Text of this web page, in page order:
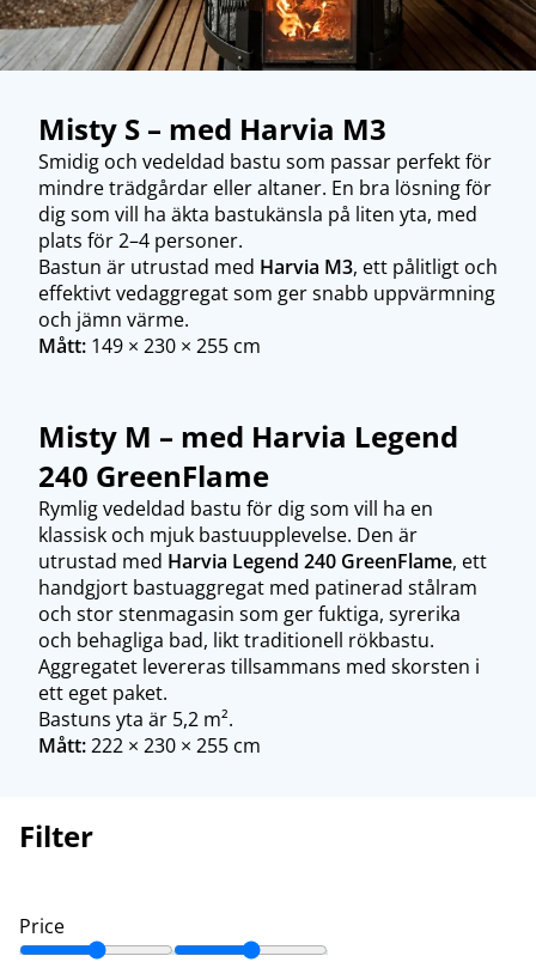
Misty S – med Harvia M3
Smidig och vedeldad bastu som passar perfekt för
mindre trädgårdar eller altaner. En bra lösning för
dig som vill ha äkta bastukänsla på liten yta, med
plats för 2–4 personer.
Bastun är utrustad med Harvia M3, ett pålitligt och
effektivt vedaggregat som ger snabb uppvärmning
och jämn värme.
Mått: 149 × 230 × 255 cm
Misty M – med Harvia Legend
240 GreenFlame
Rymlig vedeldad bastu för dig som vill ha en
klassisk och mjuk bastuupplevelse. Den är
utrustad med Harvia Legend 240 GreenFlame, ett
handgjort bastuaggregat med patinerad stålram
och stor stenmagasin som ger fuktiga, syrerika
och behagliga bad, likt traditionell rökbastu.
Aggregatet levereras tillsammans med skorsten i
ett eget paket.
Bastuns yta är 5,2 m².
Mått:222 × 230 × 255 cm
Filter
Price